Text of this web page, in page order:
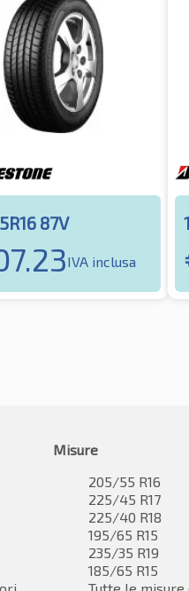
87V
IVA inclusa
Misure
205/55 R16
225/45 R17
225/40 R18
195/65 R15
235/35 R19
185/65 R15